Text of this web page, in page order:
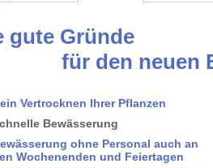
gute Gründe
für den neuen
Vertrocknen Ihrer Pflanzen
Bewässerung
ohne Personal auch an
Wochenenden und Feiertagen